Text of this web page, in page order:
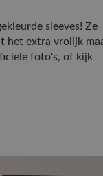
sleeves! Ze
het extra vrolijk
foto's, of kijk